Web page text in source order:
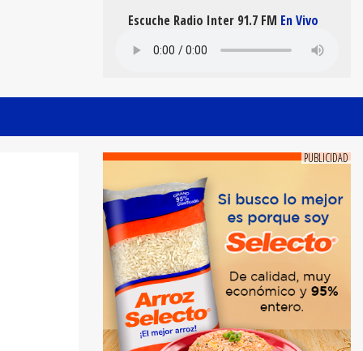
Escuche Radio Inter 91.7 FM En Vivo